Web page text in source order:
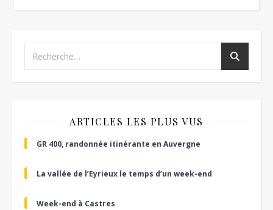
ARTICLES LES PLUS VUS
GR 400, randonnée itinérante en Auvergne
La vallée de l’Eyrieux le temps d’un week-end
Week-end à Castres